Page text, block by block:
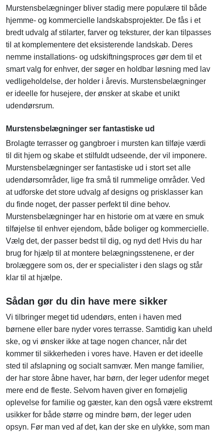
Murstensbelægninger bliver stadig mere populære til både
hjemme- og kommercielle landskabsprojekter. De fås i et
bredt udvalg af stilarter, farver og teksturer, der kan tilpasses
til at komplementere det eksisterende landskab. Deres
nemme installations- og udskiftningsproces gør dem til et
smart valg for enhver, der søger en holdbar løsning med lav
vedligeholdelse, der holder i årevis. Murstensbelægninger
er ideelle for husejere, der ønsker at skabe et unikt
udendørsrum.
Murstensbelægninger ser fantastiske ud
Brolagte terrasser og gangbroer i mursten kan tilføje værdi
til dit hjem og skabe et stilfuldt udseende, der vil imponere.
Murstensbelægninger ser fantastiske ud i stort set alle
udendørsområder, lige fra små til rummelige områder. Ved
at udforske det store udvalg af designs og prisklasser kan
du finde noget, der passer perfekt til dine behov.
Murstensbelægninger har en historie om at være en smuk
tilføjelse til enhver ejendom, både boliger og kommercielle.
Vælg det, der passer bedst til dig, og nyd det! Hvis du har
brug for hjælp til at montere belægningsstenene, er der
brolæggere som os, der er specialister i den slags og står
klar til at hjælpe.
Sådan gør du din have mere sikker
Vi tilbringer meget tid udendørs, enten i haven med
børnene eller bare nyder vores terrasse. Samtidig kan uheld
ske, og vi ønsker ikke at tage nogen chancer, når det
kommer til sikkerheden i vores have. Haven er det ideelle
sted til afslapning og socialt samvær. Men mange familier,
der har store åbne haver, har børn, der leger udenfor meget
mere end de fleste. Selvom haven giver en fornøjelig
oplevelse for familie og gæster, kan den også være ekstremt
usikker for både større og mindre børn, der leger uden
opsyn. Før man ved af det, kan der ske en ulykke, som man